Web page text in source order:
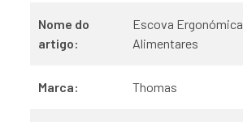
Nome do
artigo:
Escova
Alimentares
Marca: Thomas